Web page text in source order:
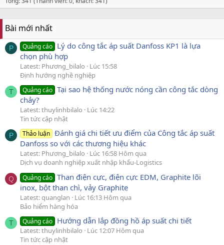
Bài mới nhất
P Quảng cáo Lý do công tắc áp suất Danfoss KP1 là lựa
chọn phù hợp
Latest: Phương_bilalo
Lúc 15:58
Định hướng nghề nghiệp
T Quảng cáo Tại sao hệ thống nước nóng cần công tắc dòng
chảy?
Latest: thuylinhbilalo
Lúc 14:22
Tin tức cập nhật
P Thảo luận Đánh giá chi tiết ưu điểm của Công tắc áp suất
Danfoss so với các thương hiệu khác
Latest: Phương_bilalo
Lúc 16:58 Hôm qua
Dịch vụ doanh nghiệp xuất nhập khẩu-Logistics
Q Quảng cáo Than điện cực, điện cực EDM, Graphite lõi
inox, bột than chì, vảy Graphite
Latest: quanglan
Lúc 16:13 Hôm qua
Bảo hiểm hàng hóa
T Quảng cáo Hướng dẫn lắp đồng hồ áp suất chi tiết
Latest: thuylinhbilalo
Lúc 12:07 Hôm qua
Tin tức cập nhật